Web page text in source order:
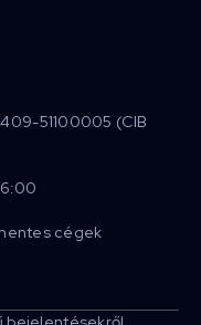
51100005 (CIB
cégek